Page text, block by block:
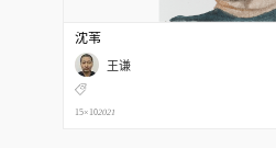
沈苇
王谦
15×102021